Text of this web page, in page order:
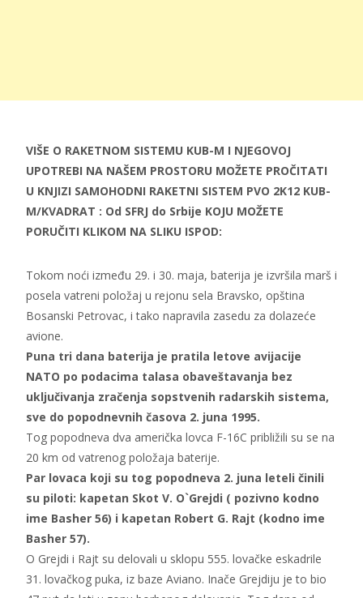
VIŠE O RAKETNOM SISTEMU KUB-M I NJEGOVOJ
UPOTREBI NA NAŠEM PROSTORU MOŽETE PROČITATI
U KNJIZI SAMOHODNI RAKETNI SISTEM PVO 2K12 KUB-
M/KVADRAT : Od SFRJ do Srbije KOJU MOŽETE
PORUČITI KLIKOM NA SLIKU ISPOD:
Tokom noći između 29. i 30. maja, baterija je izvršila marš i
posela vatreni položaj u rejonu sela Bravsko, opština
Bosanski Petrovac, i tako napravila zasedu za dolazeće
avione.
Puna tri dana baterija je pratila letove avijacije
NATO po podacima talasa obaveštavanja bez
uključivanja zračenja sopstvenih radarskih sistema,
sve do popodnevnih časova 2. juna 1995.
Tog popodneva dva američka lovca F-16C približili su se na
20 km od vatrenog položaja baterije.
Par lovaca koji su tog popodneva 2. juna leteli činili
su piloti: kapetan Skot V. O`Grejdi ( pozivno kodno
ime Basher 56) i kapetan Robert G. Rajt (kodno ime
Basher 57).
O Grejdi i Rajt su delovali u sklopu 555. lovačke eskadrile
31. lovačkog puka, iz baze Aviano. Inače Grejdiju je to bio